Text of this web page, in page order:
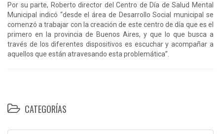
Por su parte, Roberto director del Centro de Día de Salud Mental
Municipal indicó “desde el área de Desarrollo Social municipal se
comenzó a trabajar con la creación de este centro de día que es el
primero en la provincia de Buenos Aires, y que lo que busca a
través de los diferentes dispositivos es escuchar y acompañar a
aquellos que están atravesando esta problemática”.
CATEGORÍAS